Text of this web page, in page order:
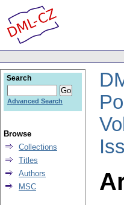
Search
Advanced Search
Browse
Collections
Titles
Authors
MSC